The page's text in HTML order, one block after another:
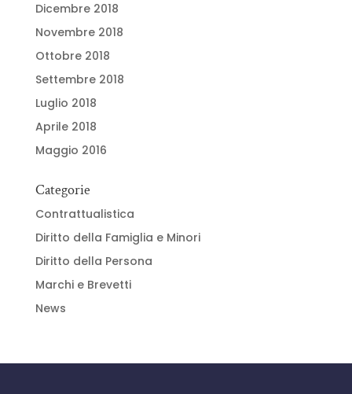
Dicembre 2018
Novembre 2018
Ottobre 2018
Settembre 2018
Luglio 2018
Aprile 2018
Maggio 2016
Categorie
Contrattualistica
Diritto della Famiglia e Minori
Diritto della Persona
Marchi e Brevetti
News